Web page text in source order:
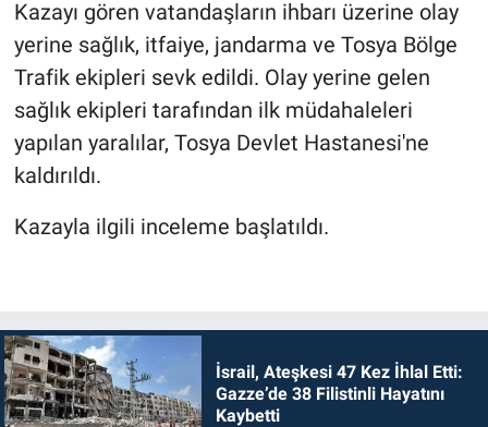
Kazayı gören vatandaşların ihbarı üzerine olay
yerine sağlık, itfaiye, jandarma ve Tosya Bölge
Trafik ekipleri sevk edildi. Olay yerine gelen
sağlık ekipleri tarafından ilk müdahaleleri
yapılan yaralılar, Tosya Devlet Hastanesi'ne
kaldırıldı.
Kazayla ilgili inceleme başlatıldı.
İsrail, Ateşkesi 47 Kez İhlal Etti:
Gazze’de 38 Filistinli Hayatını
Kaybetti